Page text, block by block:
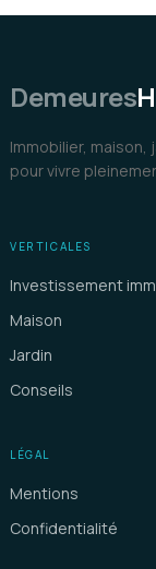
Demeures
Immobilier,
pour vivre
VERTICALES
Investissement
Maison
Jardin
Conseils
LÉGAL
Mentions
Confidentialité